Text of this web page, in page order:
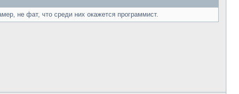
не фат, что среди них окажется программист.